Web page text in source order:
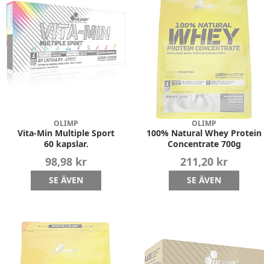
OLIMP
Vita-Min Multiple Sport
60 kapslar.
98,98 kr
SE ÄVEN
OLIMP
100% Natural Whey Protein
Concentrate 700g
211,20 kr
SE ÄVEN